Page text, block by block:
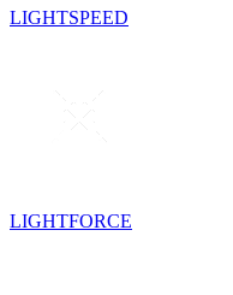
LIGHTSPEED
LIGHTFORCE